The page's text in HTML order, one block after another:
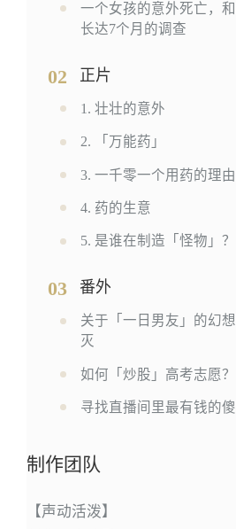
一个女孩的意外死亡，
长达7个月的调查
02 正片
1. 壮壮的意外
2. 「万能药」
3. 一千零一个用药的理由
4. 药的生意
5. 是谁在制造「怪物」？
03 番外
关于「一日男友」的幻
灭
如何「炒股」高考志愿？
寻找直播间里最有钱的
制作团队
【声动活泼】